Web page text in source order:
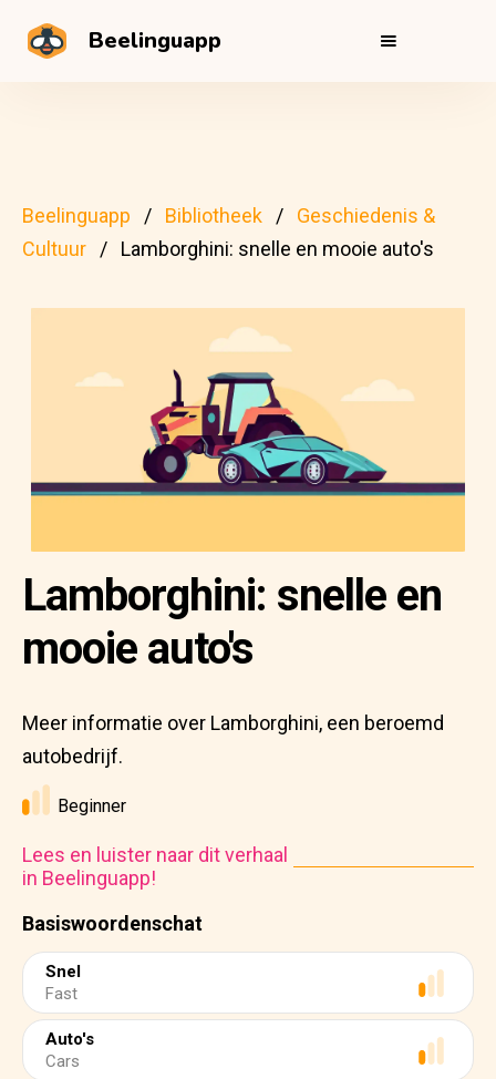
Beelinguapp
Beelinguapp Bibliotheek
Geschiedenis &
Cultuur
Lamborghini: snelle en mooie auto's
Basiswoordenschat
Snel
Fast
Auto's
Cars
Lamborghini: snelle en
mooie auto's
Meer informatie over Lamborghini, een beroemd
autobedrijf.
Beginner
Lees en luister naar dit verhaal
in Beelinguapp!